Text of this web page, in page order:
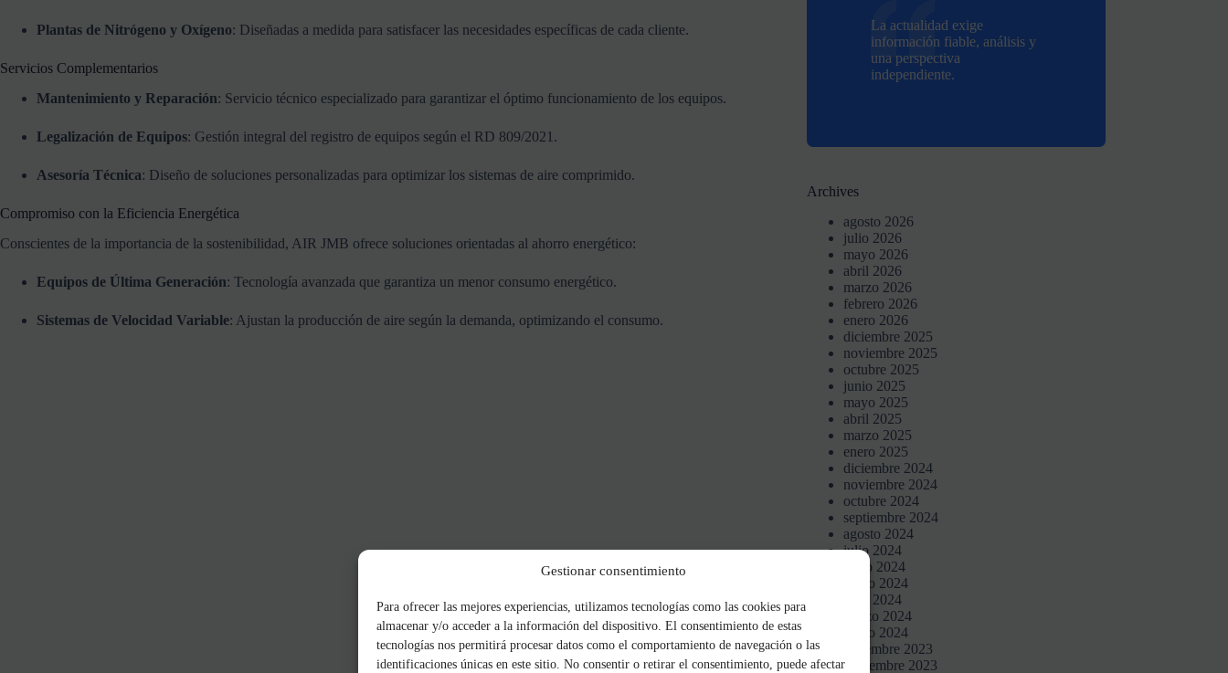
Gestionar consentimiento
Para ofrecer las mejores experiencias, utilizamos tecnologías como las cookies para
almacenar y/o acceder a la información del dispositivo. El consentimiento de estas
tecnologías nos permitirá procesar datos como el comportamiento de navegación o las
identificaciones únicas en este sitio. No consentir o retirar el consentimiento, puede afectar
Plantas de Nitrógeno y Oxígeno: Diseñadas a medida para satisfacer las necesidades específicas de cada cliente.
Servicios Complementarios
Mantenimiento y Reparación: Servicio técnico especializado para garantizar el óptimo funcionamiento de los equipos.
Legalización de Equipos: Gestión integral del registro de equipos según el RD 809/2021.
Asesoría Técnica: Diseño de soluciones personalizadas para optimizar los sistemas de aire comprimido.
Compromiso con la Eficiencia Energética
Conscientes de la importancia de la sostenibilidad, AIR JMB ofrece soluciones orientadas al ahorro energético:
Equipos de Última Generación: Tecnología avanzada que garantiza un menor consumo energético.
Sistemas de Velocidad Variable: Ajustan la producción de aire según la demanda, optimizando el consumo.
La actualidad exige
información fiable, análisis y
una perspectiva
independiente.
Archives
agosto 2026
julio 2026
mayo 2026
abril 2026
marzo 2026
febrero 2026
enero 2026
diciembre 2025
noviembre 2025
octubre 2025
junio 2025
mayo 2025
abril 2025
marzo 2025
enero 2025
diciembre 2024
noviembre 2024
octubre 2024
septiembre 2024
agosto 2024
julio 2024
junio 2024
mayo 2024
abril 2024
marzo 2024
enero 2024
diciembre 2023
noviembre 2023